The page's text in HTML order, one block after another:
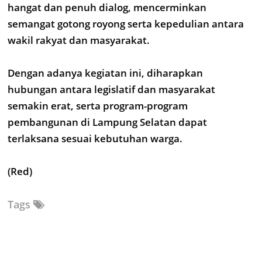
hangat dan penuh dialog, mencerminkan
semangat gotong royong serta kepedulian antara
wakil rakyat dan masyarakat.
Dengan adanya kegiatan ini, diharapkan
hubungan antara legislatif dan masyarakat
semakin erat, serta program-program
pembangunan di Lampung Selatan dapat
terlaksana sesuai kebutuhan warga.
(Red)
Tags